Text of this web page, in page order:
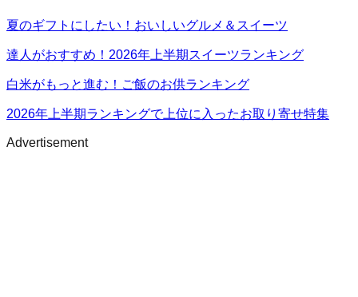
夏のギフトにしたい！おいしいグルメ＆スイーツ
達人がおすすめ！2026年上半期スイーツランキング
白米がもっと進む！ご飯のお供ランキング
2026年上半期ランキングで上位に入ったお取り寄せ特集
Advertisement